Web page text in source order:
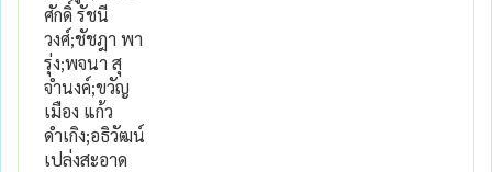
ศักดิ์ รัชนี
วงศ์;ชัชฎา พา
รุ่ง;พจนา สุ
จำนงค์;ขวัญ
เมือง แก้ว
ดำเกิง;อธิวัฒน์
เปล่งสะอาด